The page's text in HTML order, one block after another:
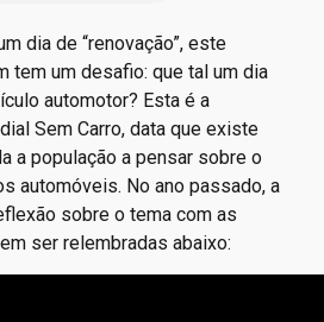
dia de “renovação”, este
tem um desafio: que tal um dia
automotor? Esta é a
Sem Carro, data que existe
a população a pensar sobre o
automóveis. No ano passado, a
sobre o tema com as
ser relembradas abaixo: